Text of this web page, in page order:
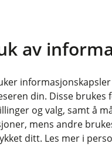
skattefri
dukke opp helt
er helt opp til deg.
tilbyr en god
det offentlige.
av
din. Disse
og valg, samt å
mens andre
ditt. Les mer i